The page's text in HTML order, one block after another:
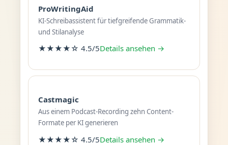
ProWritingAid
KI-Schreibassistent für tiefgreifende Grammatik-
und Stilanalyse
★★★★☆ 4.5/5Details ansehen →
Castmagic
Aus einem Podcast-Recording zehn Content-
Formate per KI generieren
★★★★☆ 4.5/5Details ansehen →